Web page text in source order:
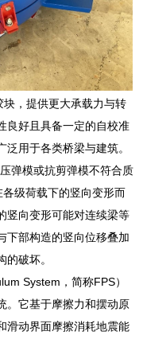
块，提供更大承载力与转
良好且具备一定的自校准
用于各类桥梁与建筑。
弹模或抗剪弹模不符合质
级荷载下的竖向变形而
竖向变形可能对连续梁等
下部构造的竖向位移叠加
破坏。
System，简称FPS）
。它基于摩擦力和摆动原
滑动界面摩擦消耗地震能